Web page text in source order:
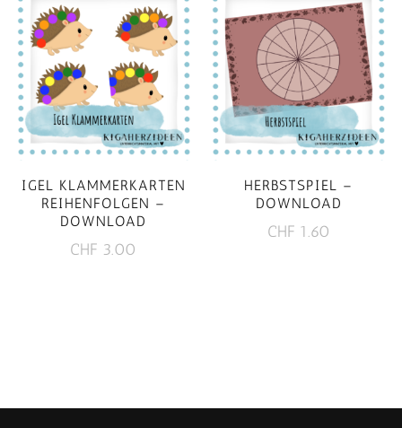
IGEL KLAMMERKARTEN
REIHENFOLGEN –
DOWNLOAD
CHF 3.00
HERBSTSPIEL –
DOWNLOAD
CHF 1.60